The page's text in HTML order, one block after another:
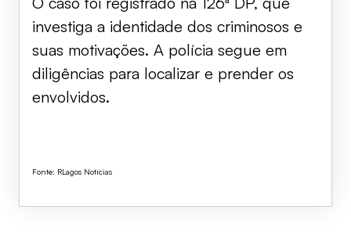
investiga a identidade dos criminosos e
suas motivações. A polícia segue em
diligências para localizar e prender os
envolvidos.
Fonte: RLagos Notícias